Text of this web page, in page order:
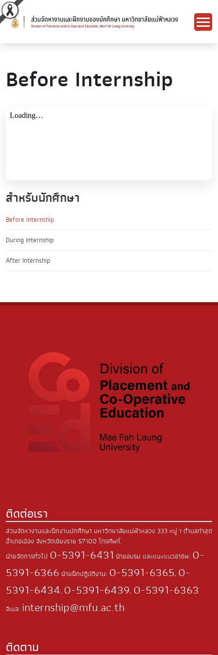
Before Internship
สำหรับนักศึกษา
Before Internship
During Internship
After Internship
ติดต่อเรา
ส่วนจัดหางานและฝึกงานนักศึกษา มหาวิทยาลัยแม่ฟ้าหลวง 333 หมู่ 1 ตำบลท่าสุด
อำเภอเมือง จังหวัดเชียงราย 57100 โทรศัพท์.
ฝ่ายจัดการทั่วไป 0-5391-6431 ฝ่ายอบรม และแนะแนวอาชีพ: 0-
5391-6366 ฝ่ายฝึกปฏิบัติงาน: 0-5391-6365, 0-
5391-6434, 0-5391-6439, 0-5391-6363
อีเมล: internship@mfu.ac.th
ติดตาม